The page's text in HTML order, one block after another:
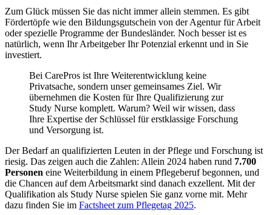
Zum Glück müssen Sie das nicht immer allein stemmen. Es gibt
Fördertöpfe wie den Bildungsgutschein von der Agentur für Arbeit
oder spezielle Programme der Bundesländer. Noch besser ist es
natürlich, wenn Ihr Arbeitgeber Ihr Potenzial erkennt und in Sie
investiert.
Bei CarePros ist Ihre Weiterentwicklung keine
Privatsache, sondern unser gemeinsames Ziel. Wir
übernehmen die Kosten für Ihre Qualifizierung zur
Study Nurse komplett. Warum? Weil wir wissen, dass
Ihre Expertise der Schlüssel für erstklassige Forschung
und Versorgung ist.
Der Bedarf an qualifizierten Leuten in der Pflege und Forschung ist
riesig. Das zeigen auch die Zahlen: Allein 2024 haben rund 7.700
Personen eine Weiterbildung in einem Pflegeberuf begonnen, und
die Chancen auf dem Arbeitsmarkt sind danach exzellent. Mit der
Qualifikation als Study Nurse spielen Sie ganz vorne mit. Mehr
dazu finden Sie im Factsheet zum Pflegetag 2025.